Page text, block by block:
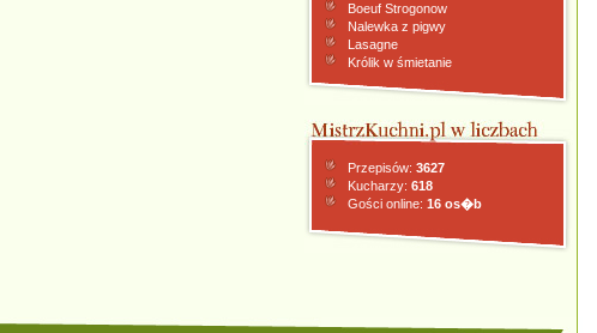
Boeuf Strogonow
Nalewka z pigwy
Lasagne
Królik w śmietanie
Przepisów: 3627
Kucharzy: 618
Gości online: 16 os�b